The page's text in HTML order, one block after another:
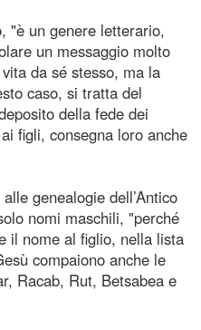
"è un genere letterario,
un messaggio molto
da sé stesso, ma la
caso, si tratta del
della fede dei
figli, consegna loro anche
genealogie dell’Antico
nomi maschili, "perché
il nome al figlio, nella lista
compaiono anche le
Racab, Rut, Betsabea e